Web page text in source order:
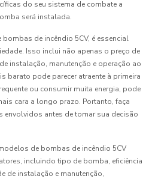
do seu sistema de combate a
será instalada.
de incêndio 5CV, é essencial
Isso inclui não apenas o preço de
instalação, manutenção e operação ao
barato pode parecer atraente à primeira
ou consumir muita energia, pode
cara a longo prazo. Portanto, faça
antes de tomar sua decisão
de bombas de incêndio 5CV
incluindo tipo de bomba, eficiência
de instalação e manutenção,